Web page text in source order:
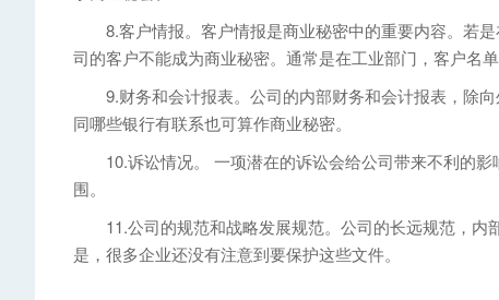
8.客户情报。客户情报是商业秘密中的重要内容。若是
司的客户不能成为商业秘密。通常是在工业部门，客户名
9.财务和会计报表。公司的内部财务和会计报表，除向
同哪些银行有联系也可算作商业秘密。
10.诉讼情况。 一项潜在的诉讼会给公司带来不利的影
围。
11.公司的规范和战略发展规范。公司的长远规范，内
是，很多企业还没有注意到要保护这些文件。